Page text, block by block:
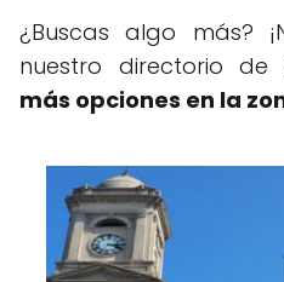
¿Buscas algo más?
nuestro directorio de
más opciones en la